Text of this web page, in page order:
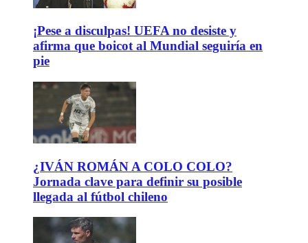
¡Pese a disculpas! UEFA no desiste y
afirma que boicot al Mundial seguiría en
pie
¿IVÁN ROMÁN A COLO COLO?
Jornada clave para definir su posible
llegada al fútbol chileno